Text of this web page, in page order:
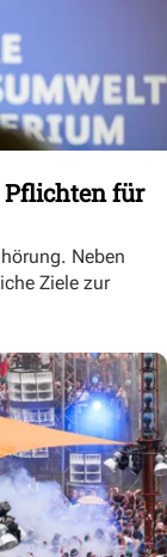
Pflichten für
Neben
Ziele zur